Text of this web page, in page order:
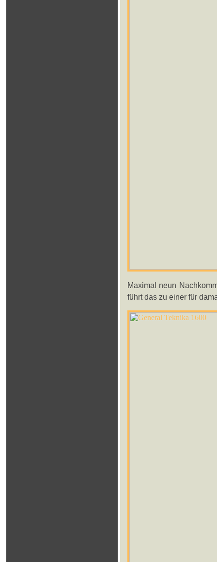
Maximal neun
führt das zu einer für